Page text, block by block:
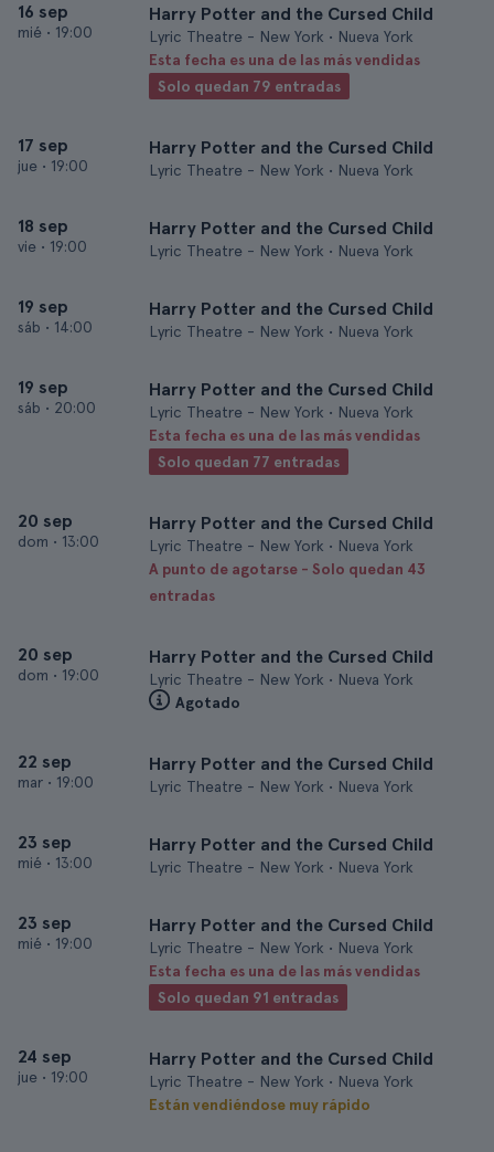
16 sep
mié • 19:00
Harry Potter and the Cursed Child
Lyric Theatre - New York • Nueva York
Esta fecha es una de las más vendidas
Solo quedan 79 entradas
17 sep
jue • 19:00
Harry Potter and the Cursed Child
Lyric Theatre - New York • Nueva York
18 sep
vie • 19:00
Harry Potter and the Cursed Child
Lyric Theatre - New York • Nueva York
19 sep
sáb • 14:00
Harry Potter and the Cursed Child
Lyric Theatre - New York • Nueva York
19 sep
sáb • 20:00
Harry Potter and the Cursed Child
Lyric Theatre - New York • Nueva York
Esta fecha es una de las más vendidas
Solo quedan 77 entradas
20 sep
dom • 13:00
Harry Potter and the Cursed Child
Lyric Theatre - New York • Nueva York
A punto de agotarse - Solo quedan 43
entradas
20 sep
dom • 19:00
Harry Potter and the Cursed Child
Lyric Theatre - New York • Nueva York
Agotado
22 sep
mar • 19:00
Harry Potter and the Cursed Child
Lyric Theatre - New York • Nueva York
23 sep
mié • 13:00
Harry Potter and the Cursed Child
Lyric Theatre - New York • Nueva York
23 sep
mié • 19:00
Harry Potter and the Cursed Child
Lyric Theatre - New York • Nueva York
Esta fecha es una de las más vendidas
Solo quedan 91 entradas
24 sep
jue • 19:00
Harry Potter and the Cursed Child
Lyric Theatre - New York • Nueva York
Están vendiéndose muy rápido